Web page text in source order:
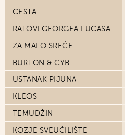
CESTA
RATOVI GEORGEA LUCASA
ZA MALO SREĆE
BURTON & CYB
USTANAK PIJUNA
KLEOS
TEMUDŽIN
KOZJE SVEUČILIŠTE